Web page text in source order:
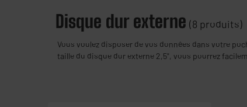
Disque dur externe (8 produits)
Vous voulez disposer de vos données dans votre
taille du disque dur externe 2,5", vous pourrez